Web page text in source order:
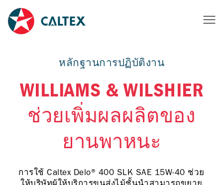
หลักฐานการปฏิบัติงาน
WILLIAMS & WILSHIER
ช่วยเพิ่มผลผลิตของ
ยานพาหนะ
การใช้ Caltex Delo® 400 SLK SAE 15W-40 ช่วย
ให้บริษัทผู้ให้บริการขนส่งไม้ชั้นนำสามารถขยาย